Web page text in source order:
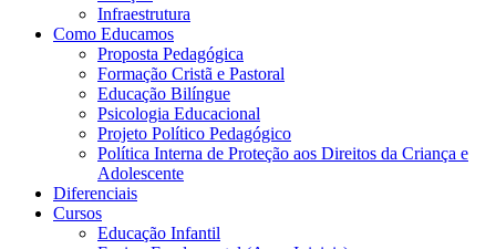
Infraestrutura
Como Educamos
Proposta Pedagógica
Formação Cristã e Pastoral
Educação Bilíngue
Psicologia Educacional
Projeto Político Pedagógico
Política Interna de Proteção aos Direitos da Criança e
Adolescente
Diferenciais
Cursos
Educação Infantil